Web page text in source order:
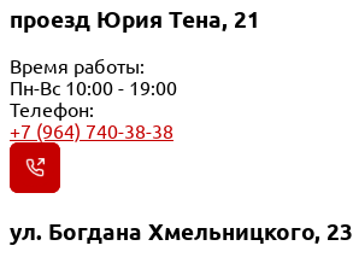
проезд Юрия Тена, 21
Время работы:
Пн-Вс 10:00 - 19:00
Телефон:
+7 (964) 740-38-38
ул. Богдана Хмельницкого, 23